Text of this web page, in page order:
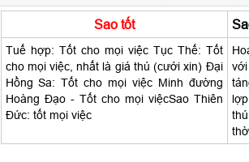
Sao tốt
Tuế hợp: Tốt cho mọi việc Tục Thế: Tốt
cho mọi việc, nhất là giá thú (cưới xin) Đại
Hồng Sa: Tốt cho mọi việc Minh đường
Hoàng Đạo - Tốt cho mọi việcSao Thiên
Đức: tốt mọi việc